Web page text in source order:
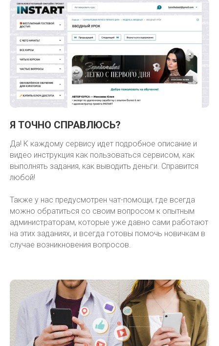
Я ТОЧНО СПРАВЛЮСЬ?
Да! К каждому сервису идет подробное описание и
видео инструкция как пользоваться сервисом, как
выполнять задания, как выводить деньги. Справится
любой!
Также у нас предусмотрен чат-помощи, где всегда
можно обратиться со своим вопросом к опытным
администраторам, которые уже давно сами работают
на этих заданиях, и всегда готовы помочь новичкам в
случае возникновения вопросов.